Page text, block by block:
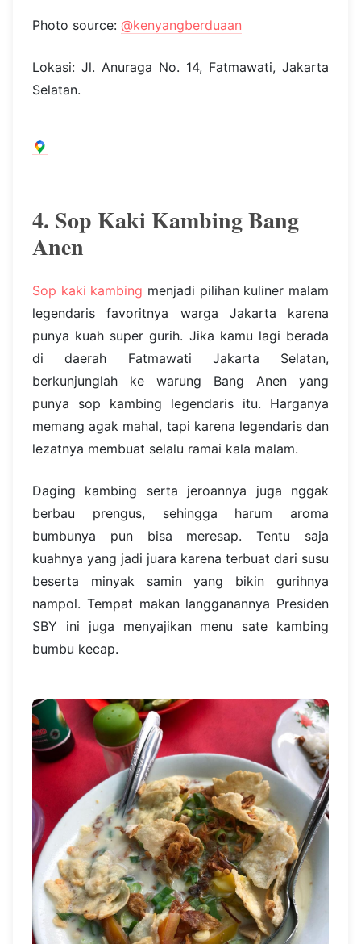
Photo source: @kenyangberduaan
Lokasi: Jl. Anuraga No. 14, Fatmawati, Jakarta
Selatan.
4. Sop Kaki Kambing Bang
Anen
Sop kaki kambing menjadi pilihan kuliner malam
legendaris favoritnya warga Jakarta karena
punya kuah super gurih. Jika kamu lagi berada
di daerah Fatmawati Jakarta Selatan,
berkunjunglah ke warung Bang Anen yang
punya sop kambing legendaris itu. Harganya
memang agak mahal, tapi karena legendaris dan
lezatnya membuat selalu ramai kala malam.
Daging kambing serta jeroannya juga nggak
berbau prengus, sehingga harum aroma
bumbunya pun bisa meresap. Tentu saja
kuahnya yang jadi juara karena terbuat dari susu
beserta minyak samin yang bikin gurihnya
nampol. Tempat makan langganannya Presiden
SBY ini juga menyajikan menu sate kambing
bumbu kecap.